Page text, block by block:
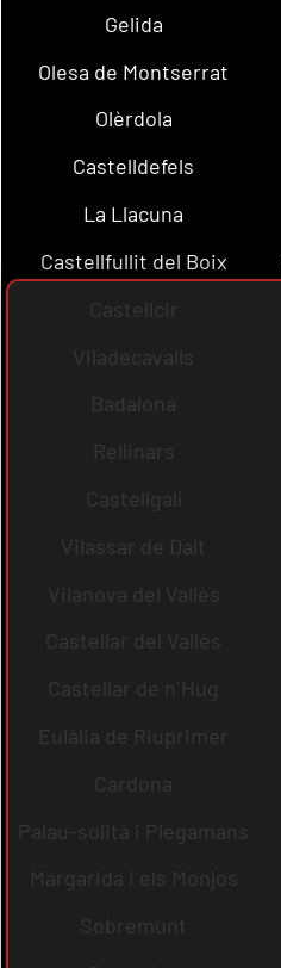
Gelida
Olesa de Montserrat
Olèrdola
Castelldefels
La Llacuna
Castellfullit del Boix
Castellcir
Viladecavalls
Badalona
Rellinars
Castellgalí
Vilassar de Dalt
Vilanova del Vallès
Castellar del Vallès
Castellar de n´Hug
Eulàlia de Riuprimer
Cardona
Palau-solità i Plegamans
Margarida i els Monjos
Sobremunt